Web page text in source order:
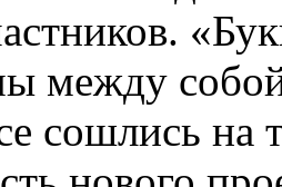
между
сошлись на